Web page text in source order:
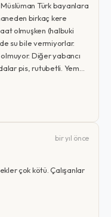
Türk bayanlara
birkaç kere
olmuşken (halbuki
su bile vermiyorlar.
Diğer yabancı
pis, rutubetli. Yem…
bir yıl önce
çok kötü. Çalışanlar